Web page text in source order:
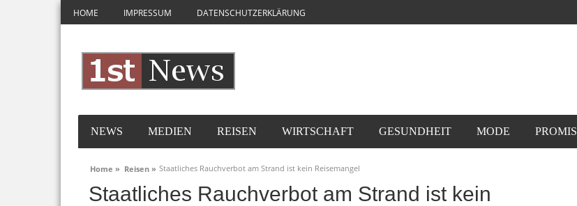
HOME IMPRESSUM DATENSCHUTZERKLÄRUNG
NEWS MEDIEN REISEN WIRTSCHAFT GESUNDHEIT MODE PROMIS
Home » Reisen » Staatliches Rauchverbot am Strand ist kein Reisemangel
Staatliches Rauchverbot am Strand ist kein